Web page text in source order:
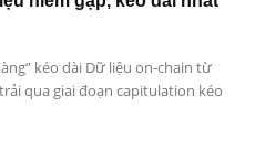
kéo dài Dữ liệu on-chain từ
qua giai đoạn capitulation kéo